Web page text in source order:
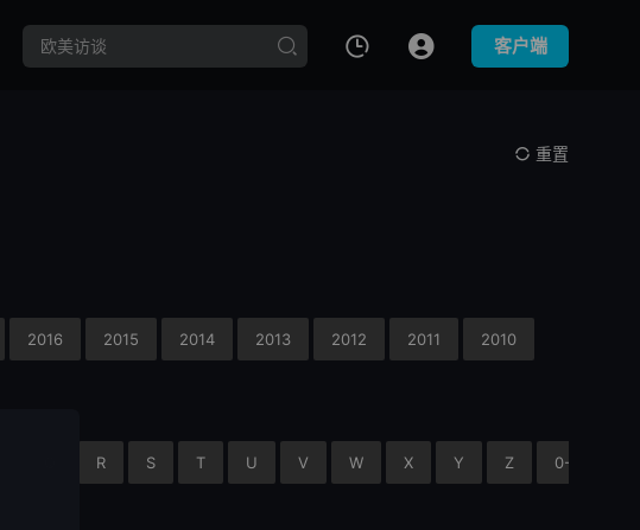
客户端
重置
2016 2015 2014 2013 2012 2011 2010
R S T U V W X Y Z 0-9